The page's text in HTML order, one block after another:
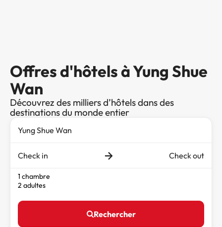
Offres d'hôtels à Yung Shue
Wan
Découvrez des milliers d’hôtels dans des
destinations du monde entier
Check in Check out
1 chambre
2 adultes
Rechercher